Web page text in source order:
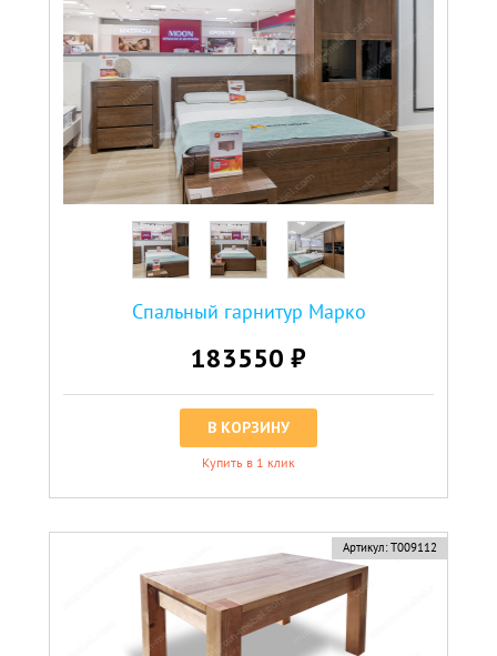
Спальный гарнитур Марко
183550 ₽
В КОРЗИНУ
Купить в 1 клик
Артикул: Т009112